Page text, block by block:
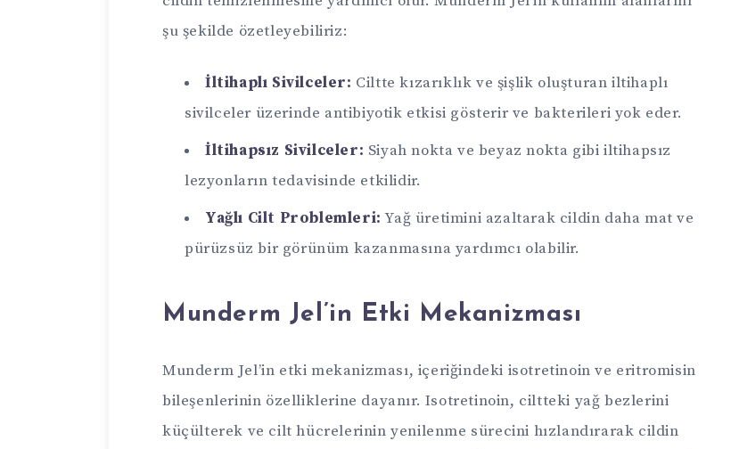
şu şekilde özetleyebiliriz:
İltihaplı Sivilceler: Ciltte kızarıklık ve şişlik oluşturan iltihaplı
sivilceler üzerinde antibiyotik etkisi gösterir ve bakterileri yok eder.
İltihapsız Sivilceler: Siyah nokta ve beyaz nokta gibi iltihapsız
lezyonların tedavisinde etkilidir.
Yağlı Cilt Problemleri: Yağ üretimini azaltarak cildin daha mat ve
pürüzsüz bir görünüm kazanmasına yardımcı olabilir.
Munderm Jel’in Etki Mekanizması
Munderm Jel’in etki mekanizması, içeriğindeki isotretinoin ve eritromisin
bileşenlerinin özelliklerine dayanır. Isotretinoin, ciltteki yağ bezlerini
küçülterek ve cilt hücrelerinin yenilenme sürecini hızlandırarak cildin